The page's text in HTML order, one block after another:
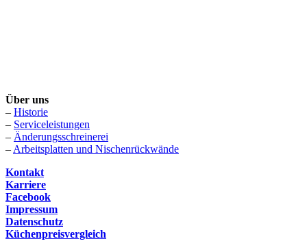
Über uns
– Historie
– Serviceleistungen
– Änderungsschreinerei
– Arbeitsplatten und Nischenrückwände
Kontakt
Karriere
Facebook
Impressum
Datenschutz
Küchenpreisvergleich